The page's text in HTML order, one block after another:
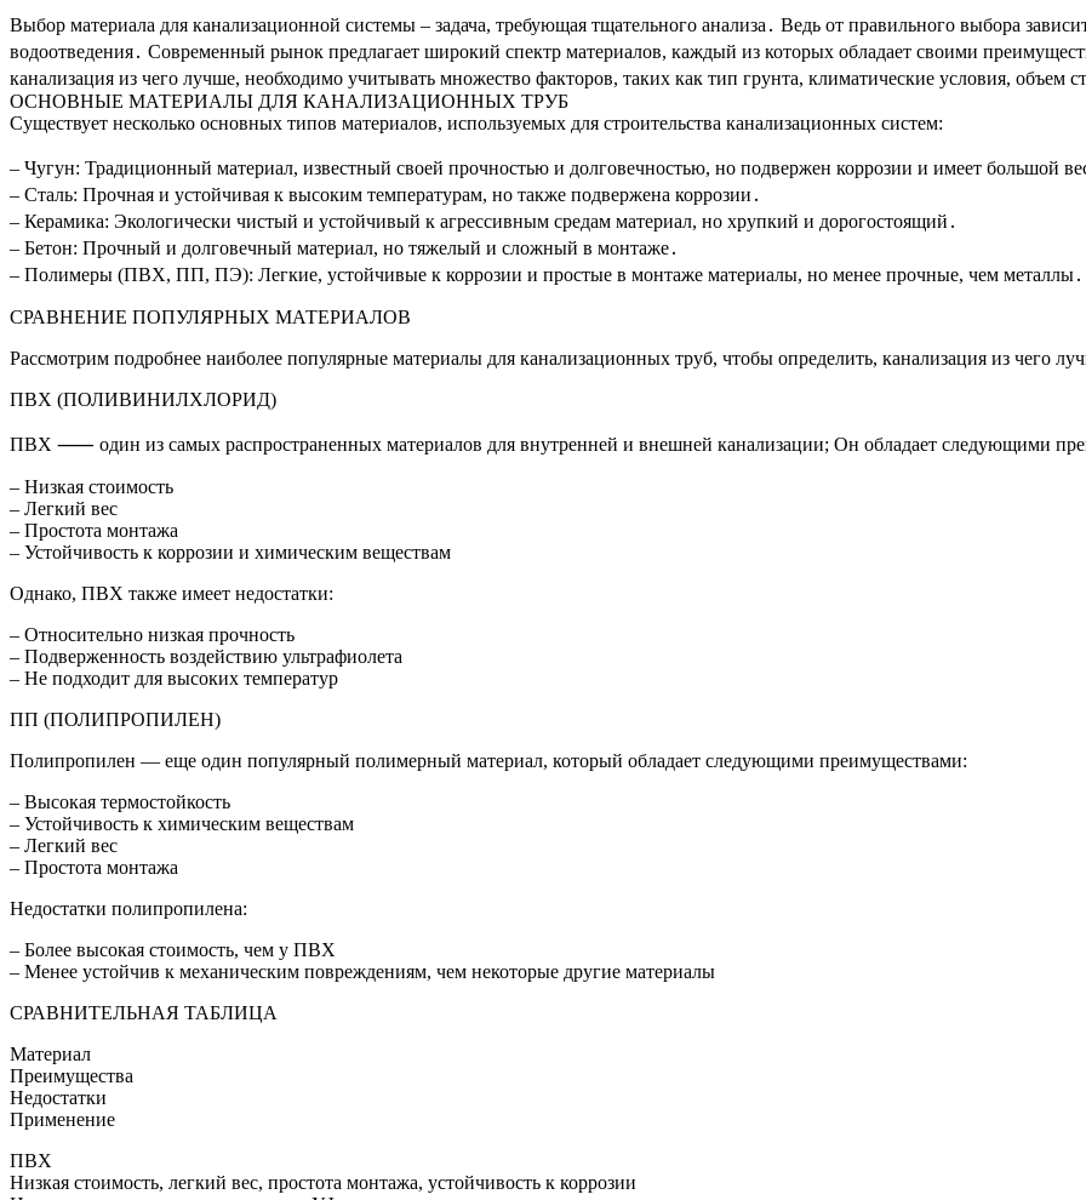
Выбор материала для канализационной системы – задача, требующая тщательного анализа․ Ведь от правильного выбора
водоотведения․ Современный рынок предлагает широкий спектр материалов, каждый из которых обладает своими
канализация из чего лучше, необходимо учитывать множество факторов, таких как тип грунта, климатические условия, объем
ОСНОВНЫЕ МАТЕРИАЛЫ ДЛЯ КАНАЛИЗАЦИОННЫХ ТРУБ
Существует несколько основных типов материалов, используемых для строительства канализационных систем:
– Чугун: Традиционный материал, известный своей прочностью и долговечностью, но подвержен коррозии и имеет большой
– Сталь: Прочная и устойчивая к высоким температурам, но также подвержена коррозии․
– Керамика: Экологически чистый и устойчивый к агрессивным средам материал, но хрупкий и дорогостоящий․
– Бетон: Прочный и долговечный материал, но тяжелый и сложный в монтаже․
– Полимеры (ПВХ, ПП, ПЭ): Легкие, устойчивые к коррозии и простые в монтаже материалы, но менее прочные, чем металлы․
СРАВНЕНИЕ ПОПУЛЯРНЫХ МАТЕРИАЛОВ
Рассмотрим подробнее наиболее популярные материалы для канализационных труб, чтобы определить, канализация из чего
ПВХ (ПОЛИВИНИЛХЛОРИД)
ПВХ ⸺ один из самых распространенных материалов для внутренней и внешней канализации; Он обладает следующими
– Низкая стоимость
– Легкий вес
– Простота монтажа
– Устойчивость к коррозии и химическим веществам
Однако, ПВХ также имеет недостатки:
– Относительно низкая прочность
– Подверженность воздействию ультрафиолета
– Не подходит для высоких температур
ПП (ПОЛИПРОПИЛЕН)
Полипропилен — еще один популярный полимерный материал, который обладает следующими преимуществами:
– Высокая термостойкость
– Устойчивость к химическим веществам
– Легкий вес
– Простота монтажа
Недостатки полипропилена:
– Более высокая стоимость, чем у ПВХ
– Менее устойчив к механическим повреждениям, чем некоторые другие материалы
СРАВНИТЕЛЬНАЯ ТАБЛИЦА
Материал
Преимущества
Недостатки
Применение
ПВХ
Низкая стоимость, легкий вес, простота монтажа, устойчивость к коррозии